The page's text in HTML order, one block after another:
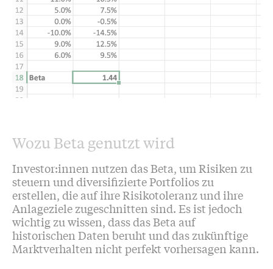
Wozu Beta genutzt wird
Investor:innen nutzen das Beta, um Risiken zu
steuern und diversifizierte Portfolios zu
erstellen, die auf ihre Risikotoleranz und ihre
Anlageziele zugeschnitten sind. Es ist jedoch
wichtig zu wissen, dass das Beta auf
historischen Daten beruht und das zukünftige
Marktverhalten nicht perfekt vorhersagen kann.